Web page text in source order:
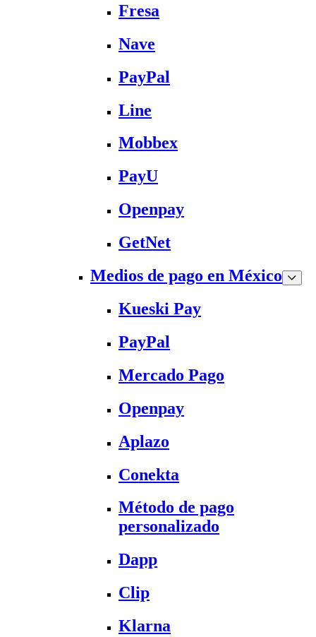
Fresa
Nave
PayPal
Line
Mobbex
PayU
Openpay
GetNet
Medios de pago en México
Kueski Pay
PayPal
Mercado Pago
Openpay
Aplazo
Conekta
Método de pago
personalizado
Dapp
Clip
Klarna